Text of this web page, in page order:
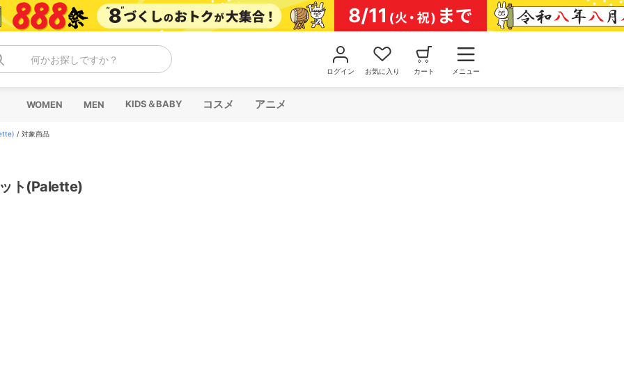
何かお探しですか？
ログイン お気に入り カート メニュー
WOMEN MEN KIDS＆BABY コスメ アニメ
/ 対象商品
ト(Palette)